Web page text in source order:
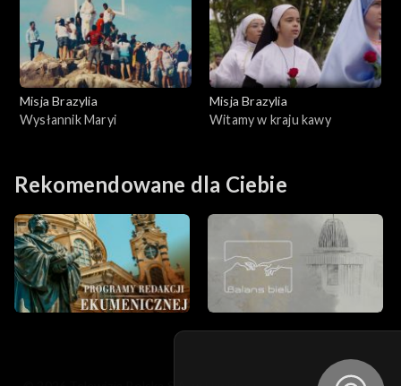
Misja Brazylia
Wysłannik Maryi
Misja Brazylia
Witamy w kraju kawy
Rekomendowane dla Ciebie